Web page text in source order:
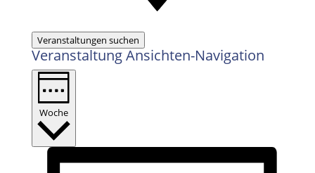
Veranstaltungen suchen
Veranstaltung Ansichten-Navigation
Woche